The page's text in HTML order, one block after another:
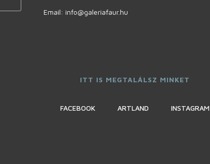
Email: info@galeriafaur.hu
ITT IS MEGTALÁLSZ MINKET
FACEBOOK ARTLAND INSTAGRAM